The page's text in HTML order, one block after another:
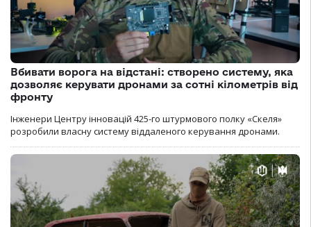
Вбивати ворога на відстані: створено систему, яка
дозволяє керувати дронами за сотні кілометрів від
фронту
Інженери Центру інновацій 425-го штурмового полку «Скеля»
розробили власну систему віддаленого керування дронами.